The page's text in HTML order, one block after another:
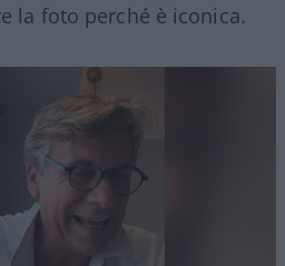
la foto perché è iconica.